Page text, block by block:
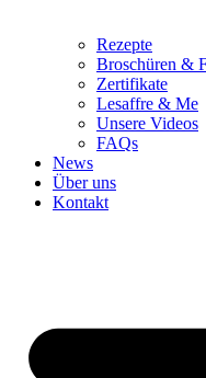
Rezepte
Broschüren &
Zertifikate
Lesaffre & Me
Unsere Videos
FAQs
News
Über uns
Kontakt